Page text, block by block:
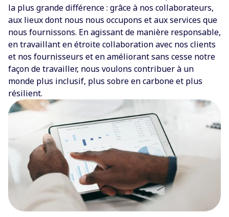
la plus grande différence : grâce à nos collaborateurs,
aux lieux dont nous nous occupons et aux services que
nous fournissons. En agissant de manière responsable,
en travaillant en étroite collaboration avec nos clients
et nos fournisseurs et en améliorant sans cesse notre
façon de travailler, nous voulons contribuer à un
monde plus inclusif, plus sobre en carbone et plus
résilient.